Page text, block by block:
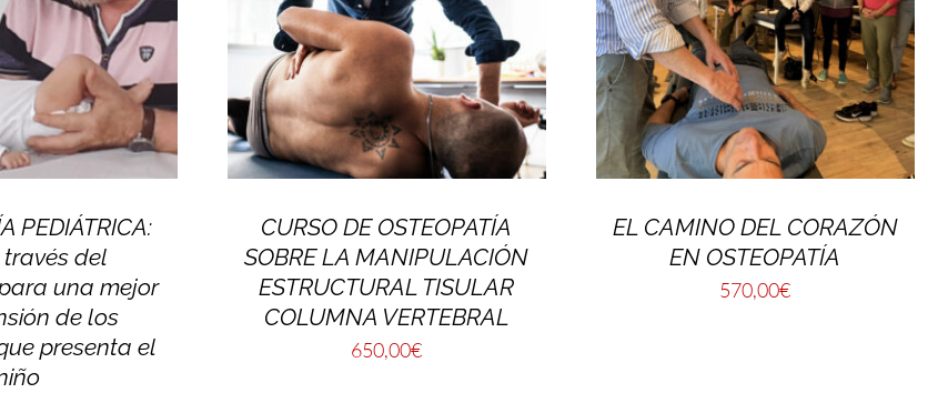
PEDIÁTRICA:
del
una mejor
de los
presenta el
CURSO DE OSTEOPATÍA
SOBRE LA MANIPULACIÓN
ESTRUCTURAL TISULAR
COLUMNA VERTEBRAL
650,00€
EL CAMINO DEL CORAZÓN
EN OSTEOPATÍA
570,00€